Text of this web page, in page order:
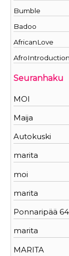
Bumble
Badoo
AfricanLove
Seuranhaku
MOI
Maija
Autokuski
marita
moi
marita
Ponnaripää 64
marita
MARITA